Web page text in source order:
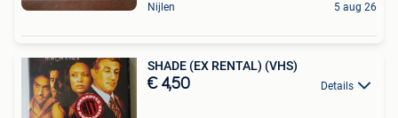
Nijlen 5 aug 26
SHADE (EX RENTAL) (VHS)
€ 4,50 Details